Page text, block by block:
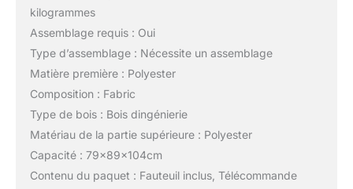
kilogrammes
Assemblage requis : Oui
Type d’assemblage : Nécessite un assemblage
Matière première : Polyester
Composition : Fabric
Type de bois : Bois dingénierie
Matériau de la partie supérieure : Polyester
Capacité : 79x89x104cm
Contenu du paquet : Fauteuil inclus, Télécommande